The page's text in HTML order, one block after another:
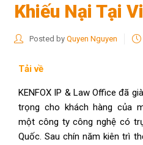
Khiếu Nại Tại
Posted byQuyen Nguyen
Tải về
KENFOX IP & Law Office đã
trọng cho khách hàng của
một công ty công nghệ có
Quốc. Sau chín năm kiên trì